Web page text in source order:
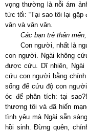
vọng thường là nỗi ám
tức tối: “Tại sao tôi lại gặp
vân và vân vân.
Các bạn trẻ thân mến,
Con người, nhất là
con người. Ngài không
được cứu. Dĩ nhiên, Ngài
cứu con người bằng
sống để cứu độ con
óc để phân tích: tại
thương tôi và đã hiến
tình yêu mà Ngài sẵn
hồi sinh. Đừng quên,